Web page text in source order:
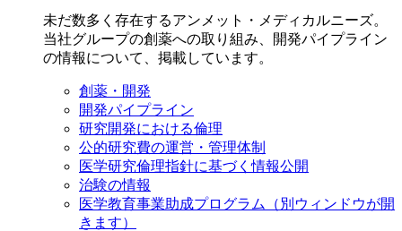
未だ数多く存在するアンメット・メディカルニーズ。
当社グループの創薬への取り組み、開発パイプライン
の情報について、掲載しています。
創薬・開発
開発パイプライン
研究開発における倫理
公的研究費の運営・管理体制
医学研究倫理指針に基づく情報公開
治験の情報
医学教育事業助成プログラム
（別ウィンドウが開
きます）